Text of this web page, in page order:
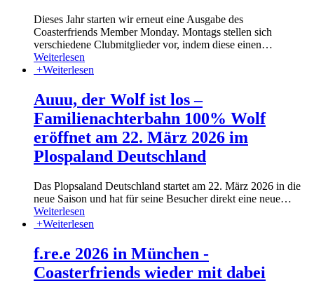
Dieses Jahr starten wir erneut eine Ausgabe des
Coasterfriends Member Monday. Montags stellen sich
verschiedene Clubmitglieder vor, indem diese einen…
Weiterlesen
+Weiterlesen
Auuu, der Wolf ist los –
Familienachterbahn 100% Wolf
eröffnet am 22. März 2026 im
Plospaland Deutschland
Das Plopsaland Deutschland startet am 22. März 2026 in die
neue Saison und hat für seine Besucher direkt eine neue…
Weiterlesen
+Weiterlesen
f.re.e 2026 in München -
Coasterfriends wieder mit dabei